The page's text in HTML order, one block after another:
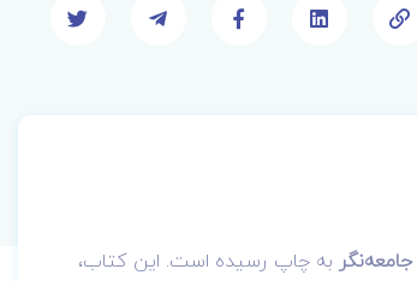
به چاپ رسیده است. این کتاب،